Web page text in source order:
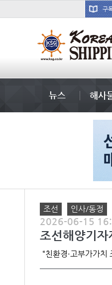
구
뉴스 해사
조선 인사/동정
2026-06-15
조선해양기
“친환경·고부가가치